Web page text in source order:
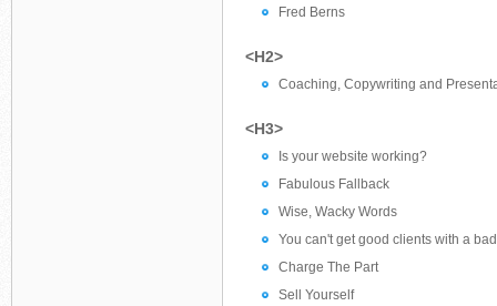
Fred Berns
<H2>
Coaching, Copywriting and
<H3>
Is your website working?
Fabulous Fallback
Wise, Wacky Words
You can't get good clients with a
Charge The Part
Sell Yourself